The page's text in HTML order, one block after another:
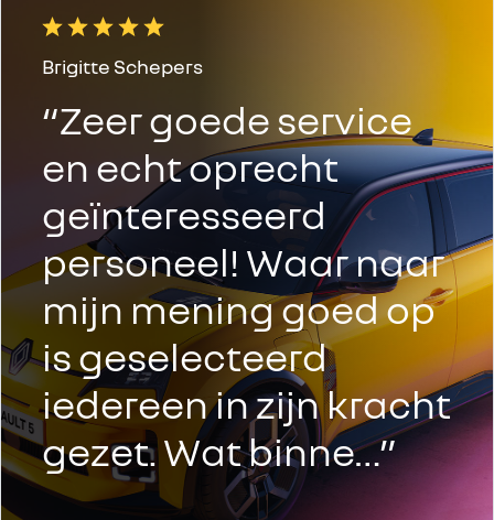
Brigitte Schepers
“Zeer goede service
en echt oprecht
geïnteresseerd
personeel! Waar naar
mijn mening goed op
is geselecteerd
iedereen in zijn kracht
gezet. Wat binne…”